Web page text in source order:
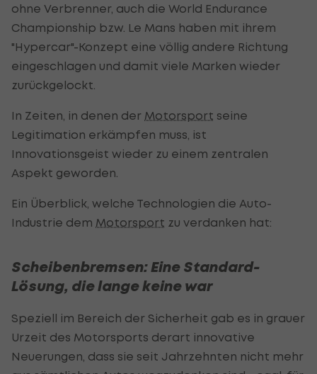
ohne Verbrenner, auch die World Endurance
Championship bzw. Le Mans haben mit ihrem
"Hypercar"-Konzept eine völlig andere Richtung
eingeschlagen und damit viele Marken wieder
zurückgelockt.
In Zeiten, in denen der Motorsport seine
Legitimation erkämpfen muss, ist
Innovationsgeist wieder zu einem zentralen
Aspekt geworden.
Ein Überblick, welche Technologien die Auto-
Industrie dem Motorsport zu verdanken hat:
Scheibenbremsen: Eine Standard-
Lösung, die lange keine war
Speziell im Bereich der Sicherheit gab es in grauer
Urzeit des Motorsports derart innovative
Neuerungen, dass sie seit Jahrzehnten nicht mehr